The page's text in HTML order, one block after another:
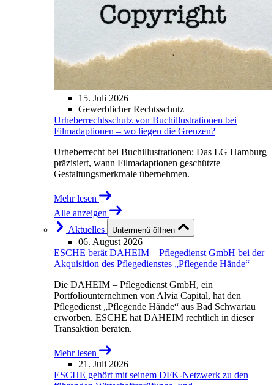
15. Juli 2026
Gewerblicher Rechtsschutz
Urheberrechtsschutz von Buchillustrationen bei
Filmadaptionen – wo liegen die Grenzen?
Urheberrecht bei Buchillustrationen: Das LG Hamburg
präzisiert, wann Filmadaptionen geschützte
Gestaltungsmerkmale übernehmen.
Mehr lesen
Alle anzeigen
Aktuelles
Untermenü öffnen
06. August 2026
ESCHE berät DAHEIM – Pflegedienst GmbH bei der
Akquisition des Pflegedienstes „Pflegende Hände“
Die DAHEIM – Pflegedienst GmbH, ein
Portfoliounternehmen von Alvia Capital, hat den
Pflegedienst „Pflegende Hände“ aus Bad Schwartau
erworben. ESCHE hat DAHEIM rechtlich in dieser
Transaktion beraten.
Mehr lesen
21. Juli 2026
ESCHE gehört mit seinem DFK-Netzwerk zu den